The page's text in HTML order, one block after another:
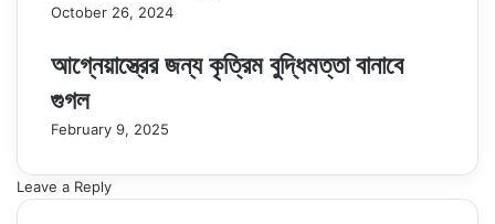
October 26, 2024
আগ্নেয়াস্ত্রের জন্য কৃত্রিম বুদ্ধিমত্তা বানাবে
গুগল
February 9, 2025
Leave a Reply